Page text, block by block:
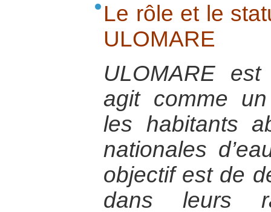
Le rôle et le
ULOMARE
ULOMARE
agit comme
les habitants
nationales
objectif est de
dans leurs